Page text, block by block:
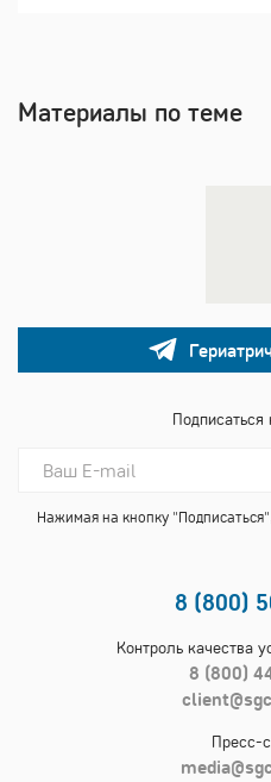
Материалы по теме
Нажимая на кнопку
8 (800)
Контроль качества
8 (800)
Пресс-